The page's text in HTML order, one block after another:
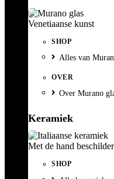
Venetiaanse kunst
SHOP
Alles van
OVER
Over Murano
Keramiek
Met de hand
SHOP